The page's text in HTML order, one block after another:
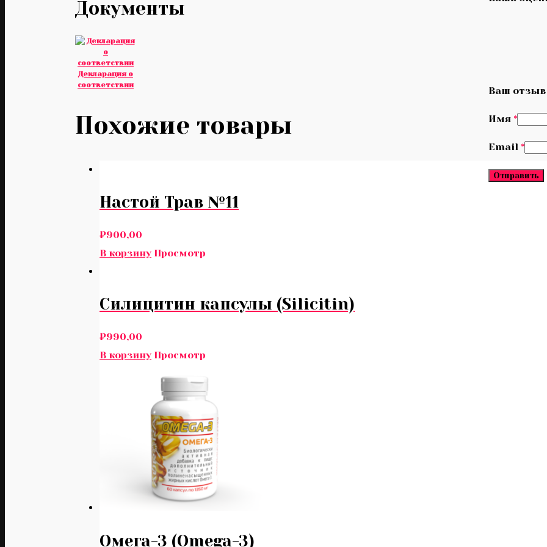
Ваш
Имя *
Email *
Документы
Декларация о
соответствии
Похожие товары
Настой Трав №11
₽900,00
В корзину Просмотр
Силицитин капсулы (Silicitin)
₽990,00
В корзину Просмотр
Омега-3 (Omega-3)